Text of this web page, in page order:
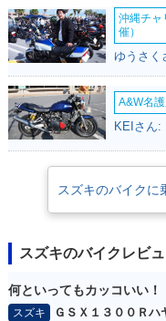
沖縄チャ
催）
ゆうさく
A&W名
KEIさん:
スズキのバイクに
スズキのバイクレビ
何といってもカッコいい！
スズキ
ＧＳＸ１３００Ｒハ